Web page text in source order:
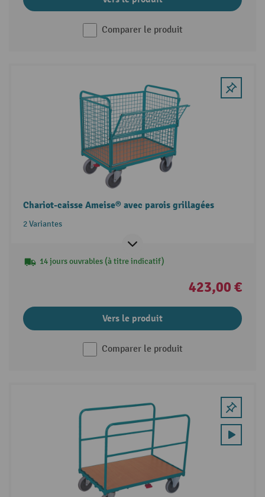
Comparer le produit
Chariot-caisse Ameise® avec parois grillagées
2 Variantes
14 jours ouvrables (à titre indicatif)
423,00 €
Vers le produit
Comparer le produit